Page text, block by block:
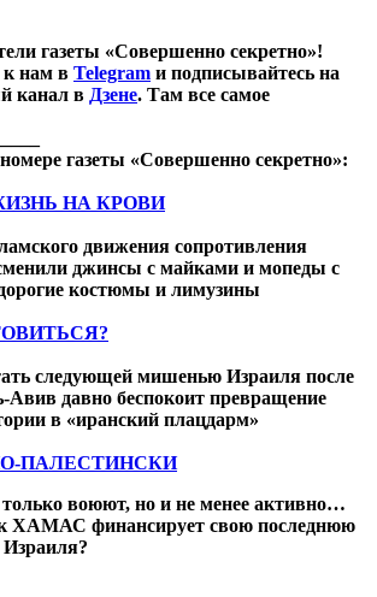
газеты «Совершенно секретно»!
к нам в Telegram и подписывайтесь на
канал в Дзене. Там все самое
газеты «Совершенно секретно»:
НА КРОВИ
движения сопротивления
джинсы с майками и мопеды с
костюмы и лимузины
следующей мишенью Израиля после
Авив давно беспокоит превращение
в «иранский плацдарм»
ПАЛЕСТИНСКИ
только воюют, но и не менее активно…
ХАМАС финансирует свою последнюю